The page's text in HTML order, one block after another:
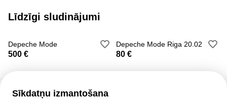
Līdzīgi sludinājumi
Depeche Mode
500 €
Depeche Mode Riga 20.02
80 €
Sīkdatņu izmantošana